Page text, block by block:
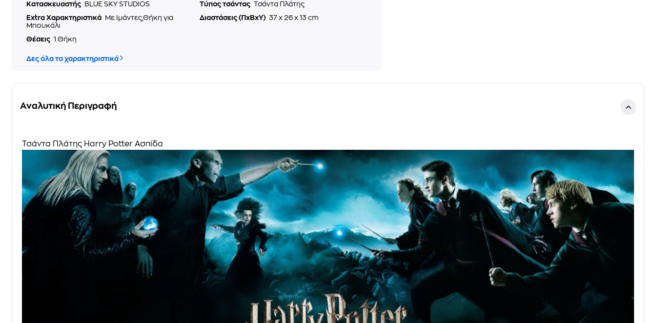
Κατασκευαστής BLUE SKY STUDIOS Τύπος τσάντας Τσάντα Πλάτης
Extra Χαρακτηριστικά
Με Ιμάντες,Θήκη για
Μπουκάλι
Διαστάσεις (ΠxΒxΥ) 37 x 26 x 13 cm
Θέσεις 1 Θήκη
Δες όλα τα χαρακτηριστικά
Αναλυτική Περιγραφή
Τσάντα Πλάτης Harry Potter Ασπίδα